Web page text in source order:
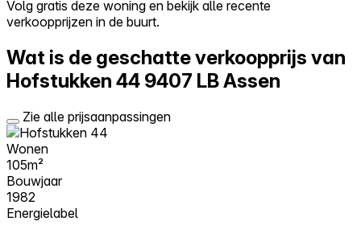
Log in
Volg gratis deze woning en bekijk alle recente
verkoopprijzen in de buurt.
Wat is de geschatte verkoopprijs van
Hofstukken 44 9407 LB Assen
Zie alle prijsaanpassingen
Wonen
105m²
Bouwjaar
1982
Energielabel